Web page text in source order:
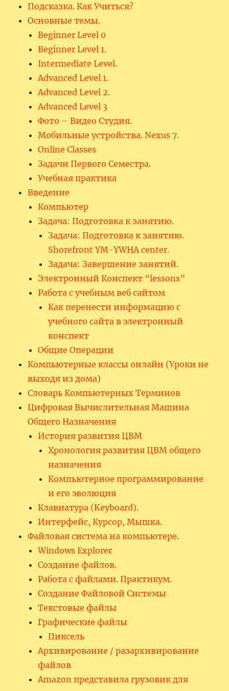
Подсказка. Как Учиться?
Основные темы.
Beginner Level 0
Beginner Level 1.
Intermediate Level.
Advanced Level 1.
Advanced Level 2.
Advanced Level 3
Фото – Видео Студия.
Мобильные устройства. Nexus 7.
Online Classes
Задачи Первого Семестра.
Учебная практика
Введение
Компьютер
Задача: Подготовка к занятию.
Задача: Подготовка к занятию.
Shorefront YM-YWHA center.
Задача: Завершение занятий.
Электронный Конспект “lessons”
Работа с учебным веб сайтом
Как перенести информацию с
учебного сайта в электронный
конспект
Общие Операции
Компьютерные классы онлайн (Уроки не
выходя из дома)
Словарь Компьютерных Терминов
Цифровая Вычислительная Машина
Общего Назначения
История развития ЦВМ
Хронология развития ЦВМ общего
назначения
Компьютерное программирование
и его эволюция
Клавиатура (Keyboard).
Интерфейс, Курсор, Мышка.
Файловая система на компьютере.
Windows Explorer
Создание файлов.
Работа с файлами. Практикум.
Создание Файловой Системы
Текстовые файлы
Графические файлы
Пиксель
Архивирование / разархивирование
файлов
Amazon представила грузовик для